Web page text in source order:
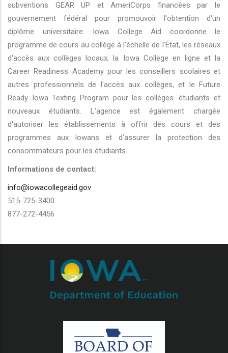
subventions GEAR UP et AmeriCorps financées par le
gouvernement fédéral pour promouvoir l'obtention d'un
diplôme universitaire. Iowa College Aid coordonne le
programme de cours au collège à l'échelle de l'État, les réseaux
d'accès aux collèges locaux, la Iowa College en ligne et la
Career Readiness Academy pour les conseillers scolaires et
autres professionnels de l'accès aux collèges, et le Future
Ready Iowa Texting Program pour les collèges. étudiants et
nouveaux étudiants. L'agence est également chargée
d'autoriser les établissements à offrir des cours et des
programmes aux Iowans et d'assurer la protection des
consommateurs pour les étudiants.
Informations de contact:
info@iowacollegeaid.gov
515-725-3400
877-272-4456